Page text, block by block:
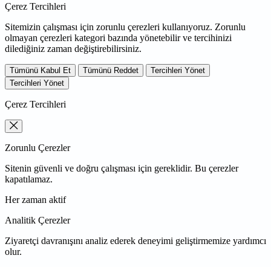
Çerez Tercihleri
Sitemizin çalışması için zorunlu çerezleri kullanıyoruz. Zorunlu
olmayan çerezleri kategori bazında yönetebilir ve tercihinizi
dilediğiniz zaman değiştirebilirsiniz.
Tümünü Kabul Et Tümünü Reddet
Tercihleri Yönet
Tercihleri Yönet
Çerez Tercihleri
Zorunlu Çerezler
Sitenin güvenli ve doğru çalışması için gereklidir. Bu çerezler
kapatılamaz.
Her zaman aktif
Analitik Çerezler
Ziyaretçi davranışını analiz ederek deneyimi geliştirmemize yardımcı
olur.